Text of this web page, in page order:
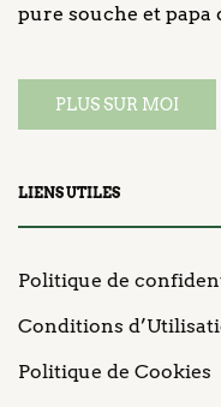
pure souche et papa
PLUS SUR MOI
LIENS UTILES
Politique de
Conditions
Politique de Cookies